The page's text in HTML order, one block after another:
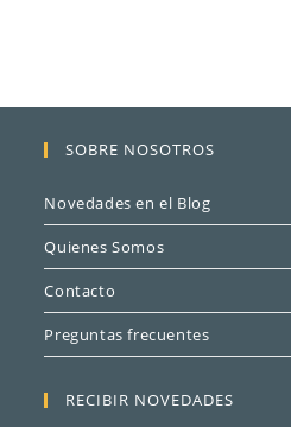
SOBRE NOSOTROS
Novedades en el Blog
Quienes Somos
Contacto
Preguntas frecuentes
RECIBIR NOVEDADES